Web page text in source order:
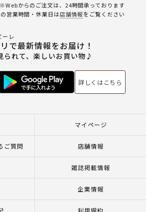
※Webからのご注文は、24時間承っております
営業時間・休業日は店舗情報をご覧ください
ーレ
で最新情報をお届け！
られて、楽しいお買い物♪
詳しくはこちら
マイページ
ご質問 店舗情報
雑誌掲載情報
企業情報